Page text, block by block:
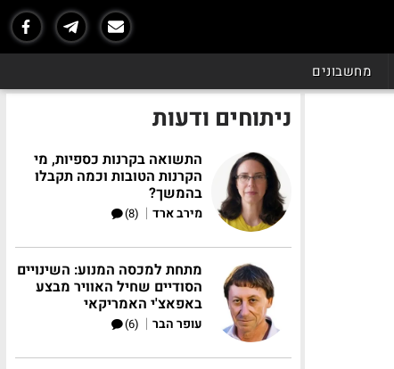
מחשבונים
ניתוחים ודעות
התשואה בקרנות כספיות, מי
הקרנות הטובות וכמה תקבלו
בהמשך?
מירב ארד |
(8)
מתחת למכסה המנוע: השינויים
הסודיים שחיל האוויר מבצע
באפאצ'י האמריקאי
עופר הבר |
(6)